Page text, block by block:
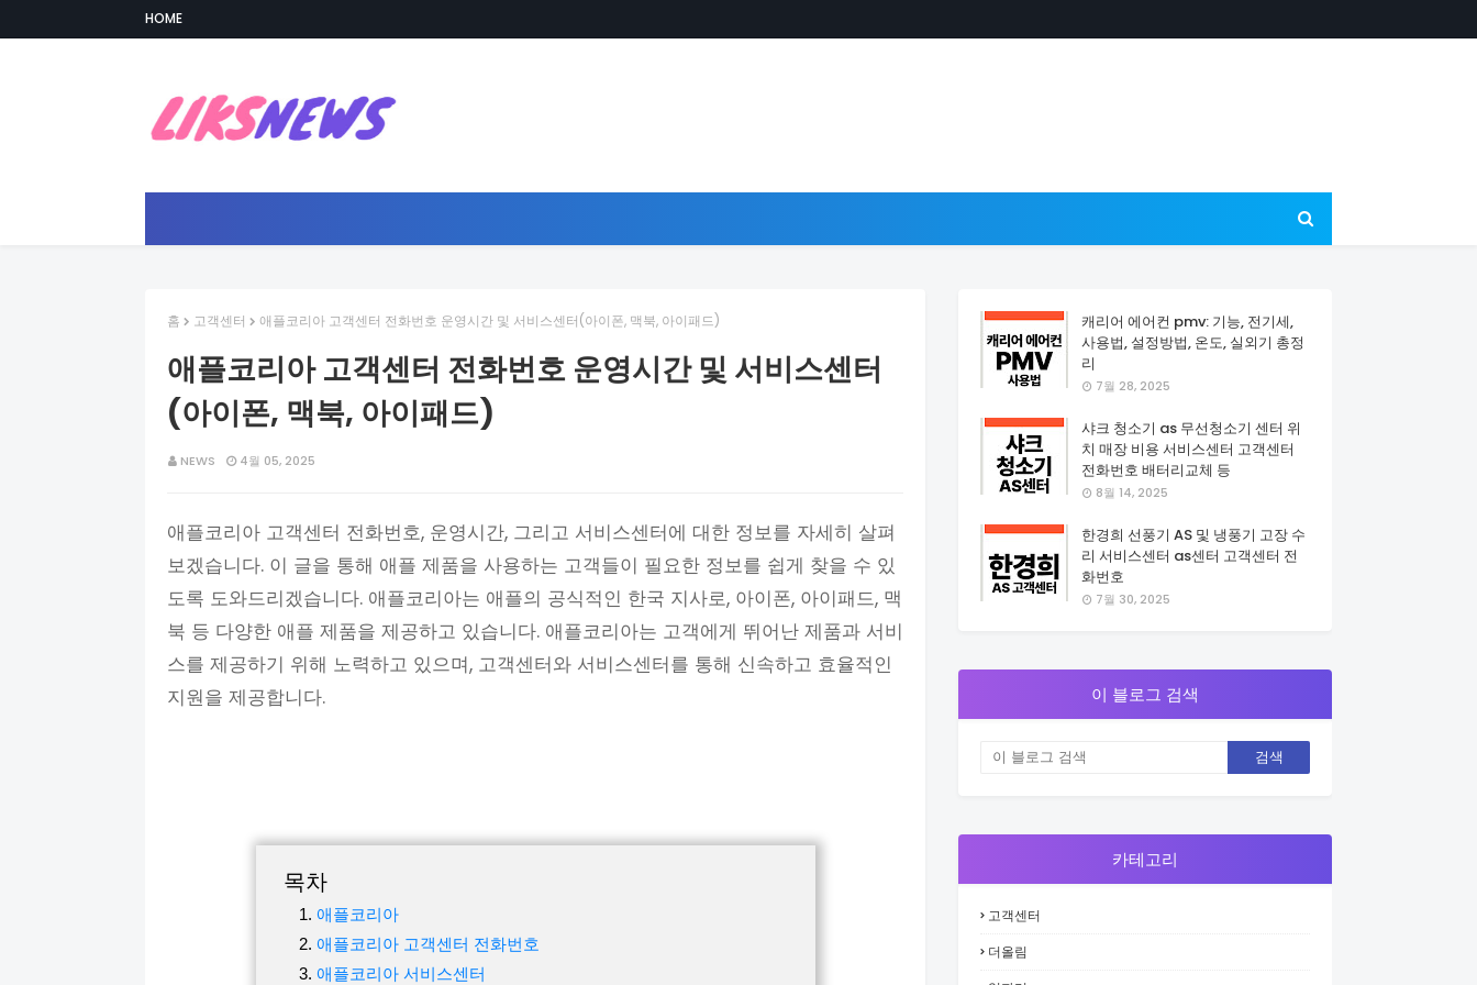
HOME
홈 고객센터 애플코리아 고객센터 전화번호 운영시간 및 서비스센터(아이폰, 맥북, 아이패드)
애플코리아 고객센터 전화번호 운영시간 및 서비스센터
(아이폰, 맥북, 아이패드)
NEWS 4월 05, 2025
애플코리아 고객센터 전화번호, 운영시간, 그리고 서비스센터에 대한 정보를 자세히 살펴
보겠습니다. 이 글을 통해 애플 제품을 사용하는 고객들이 필요한 정보를 쉽게 찾을 수 있
도록 도와드리겠습니다. 애플코리아는 애플의 공식적인 한국 지사로, 아이폰, 아이패드, 맥
북 등 다양한 애플 제품을 제공하고 있습니다. 애플코리아는 고객에게 뛰어난 제품과 서비
스를 제공하기 위해 노력하고 있으며, 고객센터와 서비스센터를 통해 신속하고 효율적인
지원을 제공합니다.
목차
애플코리아
애플코리아 고객센터 전화번호
애플코리아 서비스센터
캐리어 에어컨 pmv: 기능, 전기세,
사용법, 설정방법, 온도, 실외기 총정
리
7월 28, 2025
샤크 청소기 as 무선청소기 센터 위
치 매장 비용 서비스센터 고객센터
전화번호 배터리교체 등
8월 14, 2025
한경희 선풍기 AS 및 냉풍기 고장 수
리 서비스센터 as센터 고객센터 전
화번호
7월 30, 2025
이 블로그 검색
카테고리
고객센터
더올림